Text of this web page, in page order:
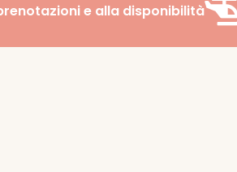
e alla disponibilità